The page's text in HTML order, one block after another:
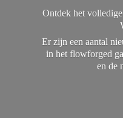
Ontdek het
Er zijn een aantal
in het flowforged
en de